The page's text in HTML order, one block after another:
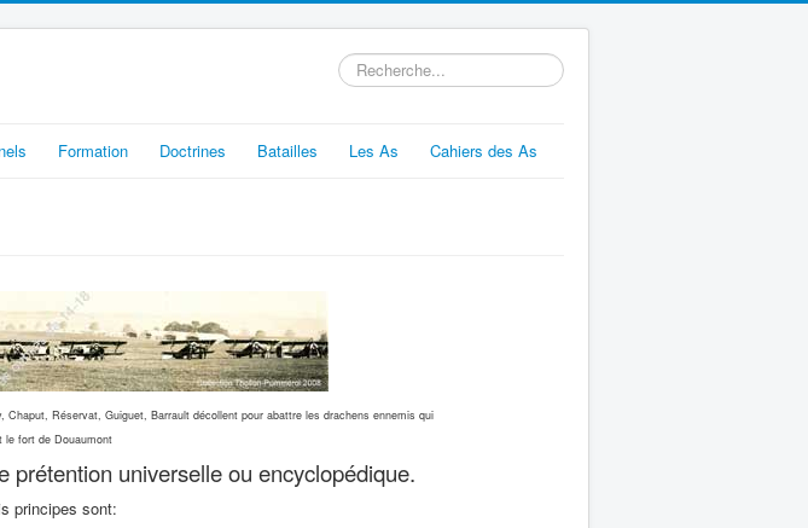
Rechercher
Formation Doctrines Batailles Les As Cahiers des As
Réservat, Guiguet, Barrault décollent pour abattre les drachens ennemis qui
le fort de Douaumont
prétention universelle ou encyclopédique.
principes sont: